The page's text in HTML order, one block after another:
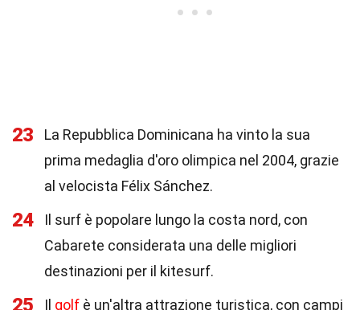
23
La Repubblica Dominicana ha vinto la sua
prima medaglia d'oro olimpica nel 2004, grazie
al velocista Félix Sánchez.
24
Il surf è popolare lungo la costa nord, con
Cabarete considerata una delle migliori
destinazioni per il kitesurf.
25 Il golf è un'altra attrazione turistica, con campi